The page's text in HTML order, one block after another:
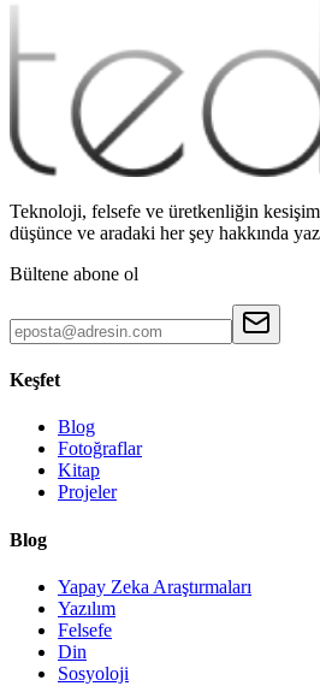
Teknoloji, felsefe ve üretkenliğin
düşünce ve aradaki her şey hakkında
Bültene abone ol
Keşfet
Blog
Fotoğraflar
Kitap
Projeler
Blog
Yapay Zeka Araştırmaları
Yazılım
Felsefe
Din
Sosyoloji